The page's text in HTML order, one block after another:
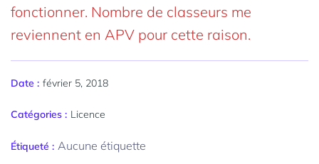
fonctionner. Nombre de classeurs me
reviennent en APV pour cette raison.
Date : février 5, 2018
Catégories : Licence
Étiqueté : Aucune étiquette